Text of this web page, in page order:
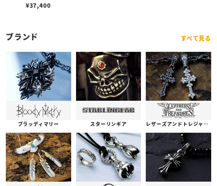
¥37,400
ブランド すべて見る
ブラッディマリー スターリンギア レザーズアンドトレジャーズ